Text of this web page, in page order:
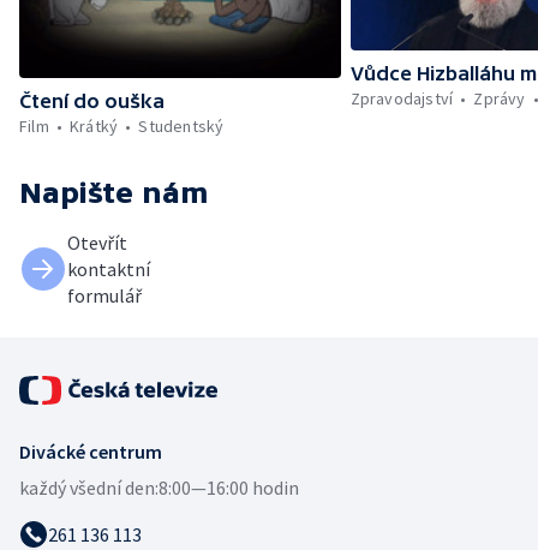
Čtení do ouška
Film
Krátký Studentský
Vůdce Hizballáhu
Zpravodajství
Zprávy
Napište nám
Otevřít
kontaktní
formulář
Divácké centrum
každý všední den:8:00—16:00 hodin
261 136 113